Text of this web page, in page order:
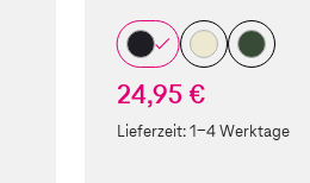
24,95 €
Lieferzeit:1-4 Werktage